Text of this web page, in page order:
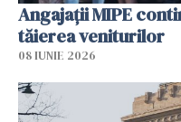
Angajaţii MIPE
tăierea veniturilor
08 IUNIE 2026